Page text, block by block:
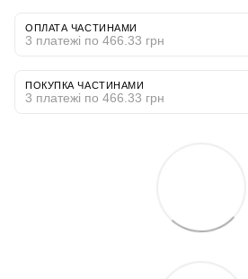
ОПЛАТА ЧАСТИНАМИ
3 платежі по 466.33 грн
ПОКУПКА ЧАСТИНАМИ
3 платежі по 466.33 грн